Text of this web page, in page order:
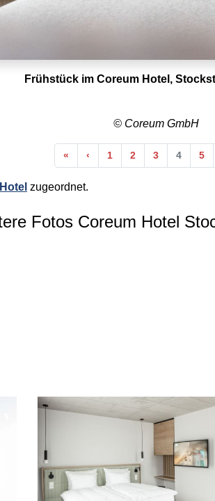
Frühstück im Coreum Hotel,
© Coreum GmbH
« Anfang
‹ Vorherige
1 2 3 4 5
zugeordnet.
Fotos Coreum Hotel